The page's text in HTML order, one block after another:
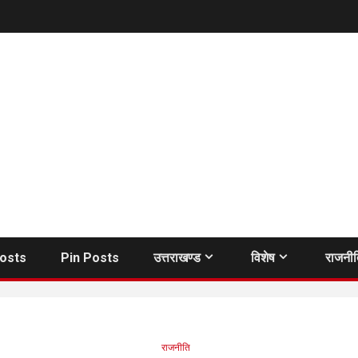
Pin Posts उत्तराखण्ड विशेष
राजनीति